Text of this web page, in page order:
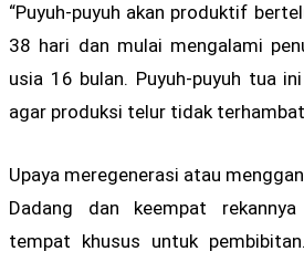
“Puyuh-puyuh akan produktif
38 hari dan mulai mengalami
usia 16 bulan. Puyuh-puyuh tua
agar produksi telur tidak
Upaya meregenerasi atau
Dadang dan keempat
tempat khusus untuk